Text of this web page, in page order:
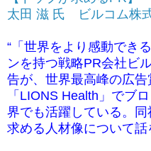
太田 滋 氏 ビルコム株
“「世界をより感動でき
ンを持つ戦略PR会社ビ
告が、世界最高峰の広
「LIONS Health」でブ
界でも活躍している。
求める人材像について話